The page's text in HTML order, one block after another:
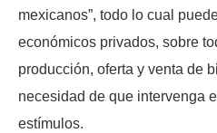
mexicanos”, todo lo cual
económicos privados, sobre
producción, oferta y venta de
necesidad de que intervenga
estímulos.